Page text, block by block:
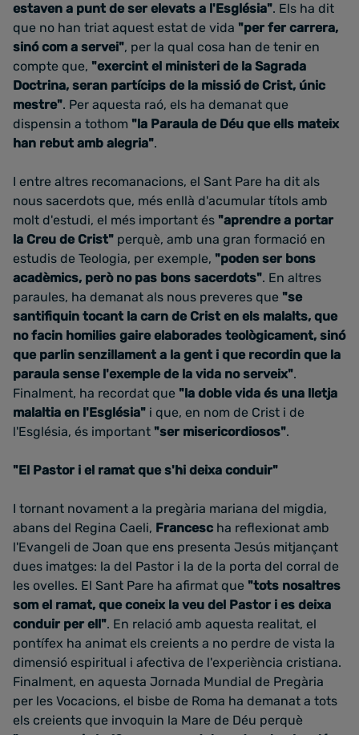
estaven a punt de ser elevats a l'Església". Els ha dit
que no han triat aquest estat de vida "per fer carrera,
sinó com a servei", per la qual cosa han de tenir en
compte que, "exercint el ministeri de la Sagrada
Doctrina, seran partícips de la missió de Crist, únic
mestre". Per aquesta raó, els ha demanat que
dispensin a tothom "la Paraula de Déu que ells mateix
han rebut amb alegria".
I entre altres recomanacions, el Sant Pare ha dit als
nous sacerdots que, més enllà d'acumular títols amb
molt d'estudi, el més important és "aprendre a portar
la Creu de Crist" perquè, amb una gran formació en
estudis de Teologia, per exemple, "poden ser bons
acadèmics, però no pas bons sacerdots". En altres
paraules, ha demanat als nous preveres que "se
santifiquin tocant la carn de Crist en els malalts, que
no facin homilies gaire elaborades teològicament, sinó
que parlin senzillament a la gent i que recordin que la
paraula sense l'exemple de la vida no serveix".
Finalment, ha recordat que "la doble vida és una lletja
malaltia en l'Església" i que, en nom de Crist i de
l'Església, és important "ser misericordiosos".
"El Pastor i el ramat que s'hi deixa conduir"
I tornant novament a la pregària mariana del migdia,
abans del Regina Caeli, Francesc ha reflexionat amb
l'Evangeli de Joan que ens presenta Jesús mitjançant
dues imatges: la del Pastor i la de la porta del corral de
les ovelles. El Sant Pare ha afirmat que "tots nosaltres
som el ramat, que coneix la veu del Pastor i es deixa
conduir per ell". En relació amb aquesta realitat, el
pontífex ha animat els creients a no perdre de vista la
dimensió espiritual i afectiva de l'experiència cristiana.
Finalment, en aquesta Jornada Mundial de Pregària
per les Vocacions, el bisbe de Roma ha demanat a tots
els creients que invoquin la Mare de Déu perquè